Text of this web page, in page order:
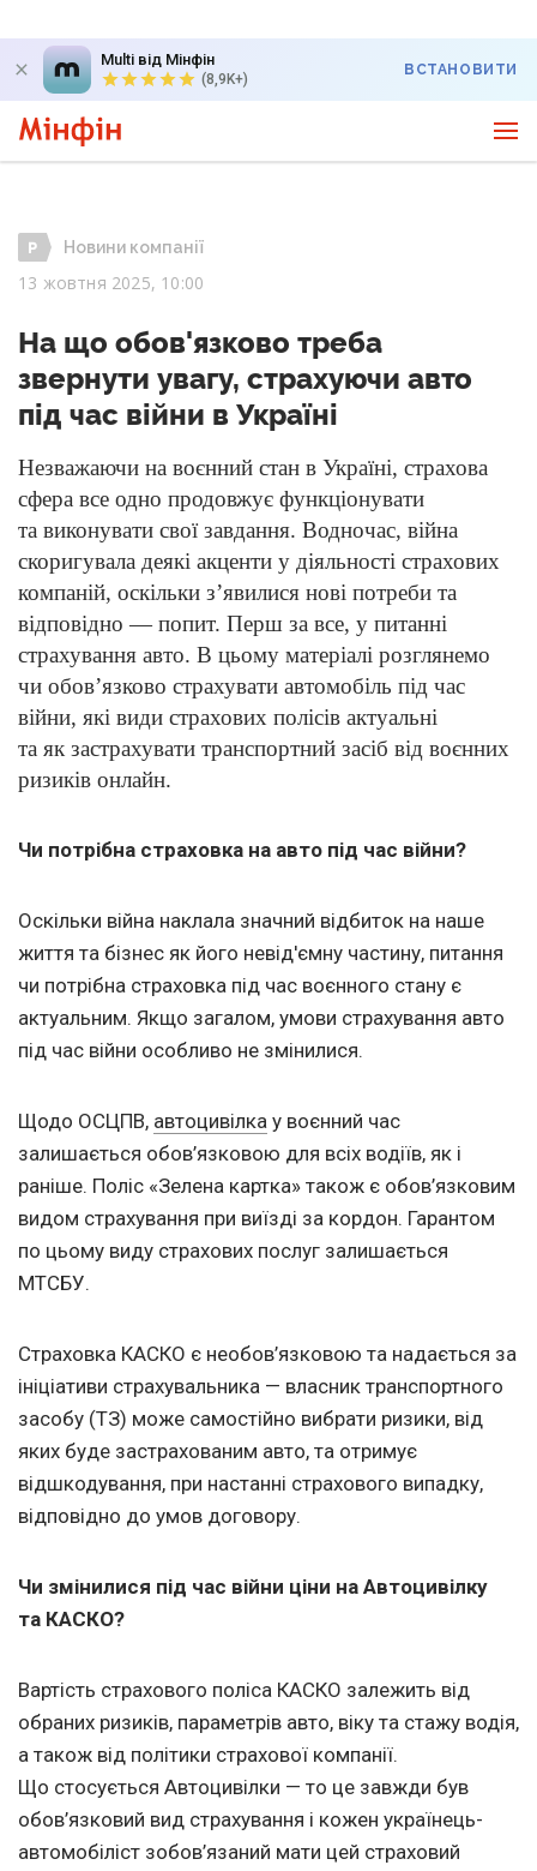
Multi від Мінфін
(8,9K+)
ВСТАНОВИТИ
Новини компанії
13 жовтня 2025, 10:00
На що обов'язково треба
звернути увагу, страхуючи авто
під час війни в Україні
Незважаючи на воєнний стан в Україні, страхова
сфера все одно продовжує функціонувати
та виконувати свої завдання. Водночас, війна
скоригувала деякі акценти у діяльності страхових
компаній, оскільки з’явилися нові потреби та
відповідно — попит. Перш за все, у питанні
страхування авто. В цьому матеріалі розглянемо
чи обов’язково страхувати автомобіль під час
війни, які види страхових полісів актуальні
та як застрахувати транспортний засіб від воєнних
ризиків онлайн.
Чи потрібна страховка на авто під час війни?
Оскільки війна наклала значний відбиток на наше
життя та бізнес як його невід'ємну частину, питання
чи потрібна страховка під час воєнного стану є
актуальним. Якщо загалом, умови страхування авто
під час війни особливо не змінилися.
Щодо ОСЦПВ, автоцивілка у воєнний час
залишається обов’язковою для всіх водіїв, як і
раніше. Поліс «Зелена картка» також є обов’язковим
видом страхування при виїзді за кордон. Гарантом
по цьому виду страхових послуг залишається
МТСБУ.
Страховка КАСКО є необов’язковою та надається за
ініціативи страхувальника — власник транспортного
засобу (ТЗ) може самостійно вибрати ризики, від
яких буде застрахованим авто, та отримує
відшкодування, при настанні страхового випадку,
відповідно до умов договору.
Чи змінилися під час війни ціни на Автоцивілку
та КАСКО?
Вартість страхового поліса КАСКО залежить від
обраних ризиків, параметрів авто, віку та стажу водія,
а також від політики страхової компанії.
Що стосується Автоцивілки — то це завжди був
обов’язковий вид страхування і кожен українець-
автомобіліст зобов’язаний мати цей страховий